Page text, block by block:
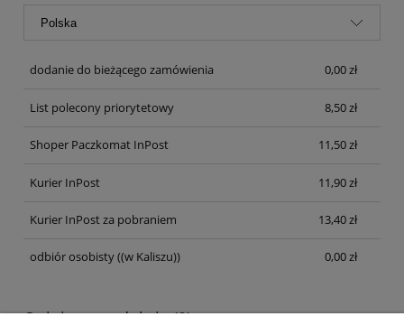
dodanie do bieżącego zamówienia 0,00 zł
List polecony priorytetowy 8,50 zł
Shoper Paczkomat InPost 11,50 zł
Kurier InPost 11,90 zł
Kurier InPost za pobraniem 13,40 zł
odbiór osobisty((w Kaliszu)) 0,00 zł
Opinie o produkcie (0)